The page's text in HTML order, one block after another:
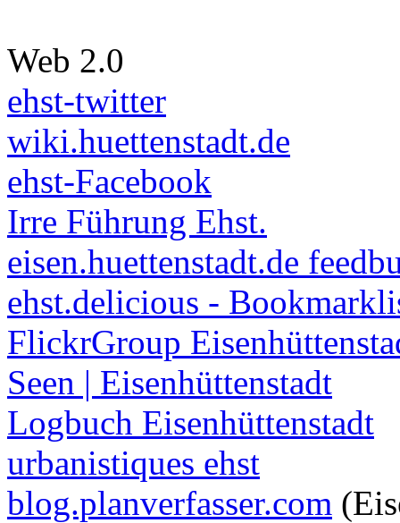
Web 2.0
ehst-twitter
wiki.huettenstadt.de
ehst-Facebook
Irre Führung Ehst.
eisen.huettenstadt.de
ehst.delicious -
FlickrGroup
Seen | Eisenhüttenstadt
Logbuch Eisenhüttenstadt
urbanistiques ehst
blog.planverfasser.com